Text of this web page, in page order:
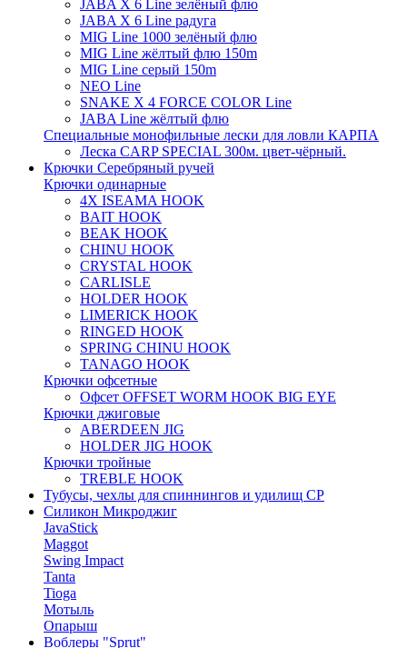
JABA X 6 Line зелёный флю
JABA X 6 Line радуга
MIG Line 1000 зелёный флю
MIG Line жёлтый флю 150m
MIG Line серый 150m
NEO Line
SNAKE X 4 FORCE COLOR Line
JABA Line жёлтый флю
Специальные монофильные лески для ловли КАРПА
Леска CARP SPECIAL 300м. цвет-чёрный.
Крючки Серебряный ручей
Крючки одинарные
4X ISEAMA HOOK
BAIT HOOK
BEAK HOOK
CHINU HOOK
CRYSTAL HOOK
CARLISLE
HOLDER HOOK
LIMERICK HOOK
RINGED HOOK
SPRING CHINU HOOK
TANAGO HOOK
Крючки офсетные
Офсет OFFSET WORM HOOK BIG EYE
Крючки джиговые
ABERDEEN JIG
HOLDER JIG HOOK
Крючки тройные
TREBLE HOOK
Тубусы, чехлы для спиннингов и удилищ СР
Силикон Микроджиг
JavaStick
Maggot
Swing Impact
Tanta
Tioga
Мотыль
Опарыш
Воблеры "Sprut"